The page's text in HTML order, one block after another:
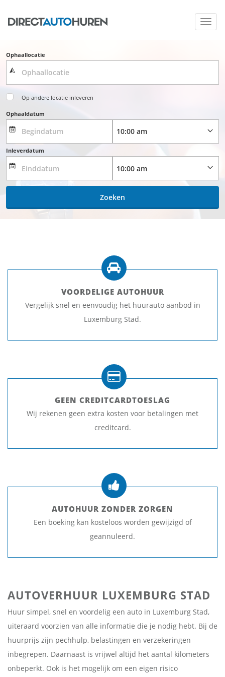
Ophaallocatie
Op andere locatie inleveren
Ophaaldatum
Inleverdatum
Zoeken
VOORDELIGE AUTOHUUR
Vergelijk snel en eenvoudig het huurauto aanbod in
Luxemburg Stad.
GEEN CREDITCARDTOESLAG
Wij rekenen geen extra kosten voor betalingen met
creditcard.
AUTOHUUR ZONDER ZORGEN
Een boeking kan kosteloos worden gewijzigd of
geannuleerd.
AUTOVERHUUR LUXEMBURG STAD
Huur simpel, snel en voordelig een auto in Luxemburg Stad,
uiteraard voorzien van alle informatie die je nodig hebt. Bij de
huurprijs zijn pechhulp, belastingen en verzekeringen
inbegrepen. Daarnaast is vrijwel altijd het aantal kilometers
onbeperkt. Ook is het mogelijk om een eigen risico